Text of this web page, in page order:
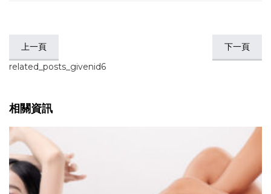
上一頁
下一頁
related_posts_givenid6
相關資訊